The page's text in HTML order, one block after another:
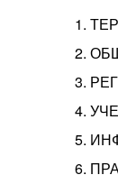
1.
2.
3.
4.
5.
6.